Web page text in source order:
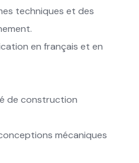
techniques et des
en français et en
de construction
mécaniques